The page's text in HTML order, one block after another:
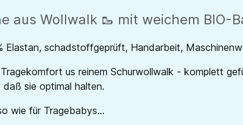
aus Wollwalk 🥾 mit weichem BIO-
Elastan, schadstoffgeprüft, Handarbeit,
us reinem Schurwollwalk - komplett
sie optimal halten.
wie für Tragebabys...